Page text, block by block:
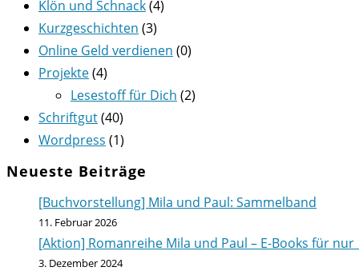
Klön und Schnack(4)
Kurzgeschichten (3)
Online Geld verdienen (0)
Projekte(4)
Lesestoff für Dich (2)
Schriftgut(40)
Wordpress (1)
Neueste Beiträge
[Buchvorstellung] Mila und Paul: Sammelband
11. Februar 2026
[Aktion] Romanreihe Mila und Paul – E-Books für nur
3. Dezember 2024